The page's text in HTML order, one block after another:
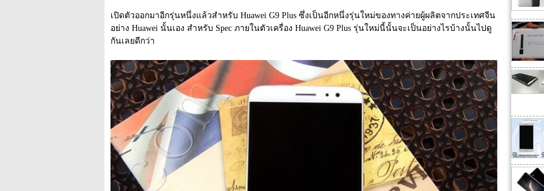
เปิดตัวออกมาอีกรุ่นหนึ่งแล้วสำหรับ Huawei G9 Plus ซึ่งเป็นอีกหนึ่งรุ่นใหม่ของทางค่ายผู้ผลิตจากประเทศจีน
อย่าง Huawei นั้นเอง สำหรับ Spec ภายในตัวเครื่อง Huawei G9 Plus รุ่นใหม่นี้นั้นจะเป็นอย่างไรบ้างนั้นไปดู
กันเลยดีกว่า